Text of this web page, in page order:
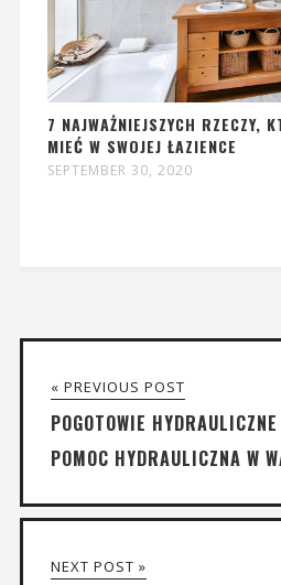
7 NAJWAŻNIEJSZYCH RZECZY,
MIEĆ W SWOJEJ ŁAZIENCE
SEPTEMBER 30, 2020
« PREVIOUS POST
POGOTOWIE
POMOC HYDRAULICZNA W
NEXT POST »